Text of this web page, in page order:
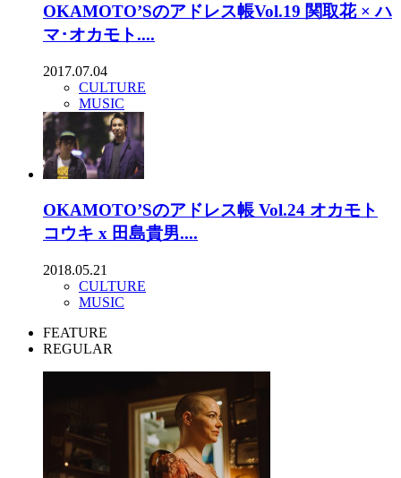
OKAMOTO’Sのアドレス帳Vol.19 関取花 × ハ
マ･オカモト....
2017.07.04
CULTURE
MUSIC
OKAMOTO’Sのアドレス帳 Vol.24 オカモト
コウキ x 田島貴男....
2018.05.21
CULTURE
MUSIC
FEATURE
REGULAR